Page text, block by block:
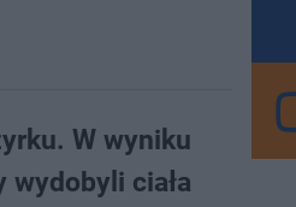
W wyniku
wydobyli ciała